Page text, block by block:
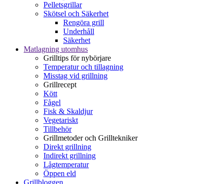
Pelletsgrillar
Skötsel och Säkerhet
Rengöra grill
Underhåll
Säkerhet
Matlagning utomhus
Grilltips för nybörjare
Temperatur och tillagning
Misstag vid grillning
Grillrecept
Kött
Fågel
Fisk & Skaldjur
Vegetariskt
Tillbehör
Grillmetoder och Grilltekniker
Direkt grillning
Indirekt grillning
Lågtemperatur
Öppen eld
Grillbloggen